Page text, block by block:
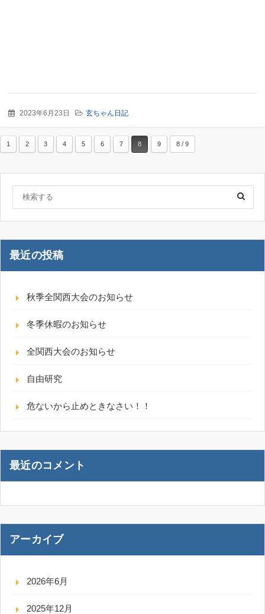
2023年6月23日 玄ちゃん日記
1 2 3 4 5 6 7 8 9 8 / 9
最近の投稿
秋季全関西大会のお知らせ
冬季休暇のお知らせ
全関西大会のお知らせ
自由研究
危ないから止めときなさい！！
最近のコメント
アーカイブ
2026年6月
2025年12月